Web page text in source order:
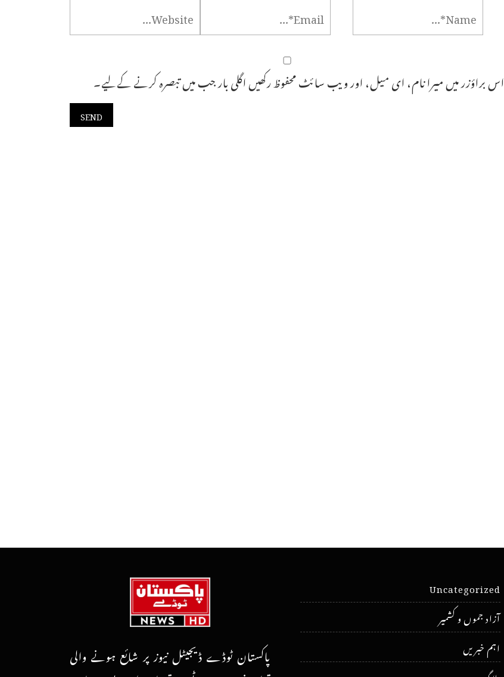
اس براؤزر میں میرا نام، ای میل، اور ویب سائٹ محفوظ رکھیں اگلی بار جب میں تبصرہ کرنے کےلیے۔
پاکستان ٹوڈے ڈیجیٹل نیوز پر شائع ہونے والی
Uncategorized
آزاد جموں و کشمیر
اہم خبریں